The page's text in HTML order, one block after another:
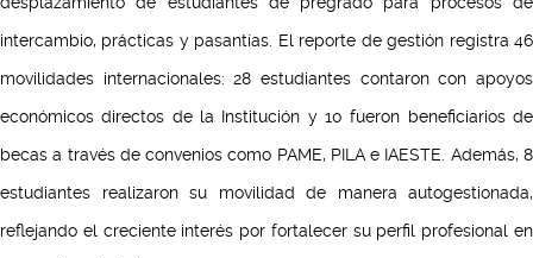
intercambio, prácticas y pasantías. El reporte de gestión registra 46
movilidades internacionales: 28 estudiantes contaron con apoyos
económicos directos de la Institución y 10 fueron beneficiarios de
becas a través de convenios como PAME, PILA e IAESTE. Además, 8
estudiantes realizaron su movilidad de manera autogestionada,
reflejando el creciente interés por fortalecer su perfil profesional en